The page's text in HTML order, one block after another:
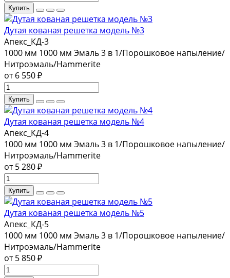
Купить
Дутая кованая решетка модель №3
Апекс_КД-3
1000 мм 1000 мм Эмаль 3 в 1/Порошковое напыление/
Нитроэмаль/Hammerite
от 6 550 ₽
Купить
Дутая кованая решетка модель №4
Апекс_КД-4
1000 мм 1000 мм Эмаль 3 в 1/Порошковое напыление/
Нитроэмаль/Hammerite
от 5 280 ₽
Купить
Дутая кованая решетка модель №5
Апекс_КД-5
1000 мм 1000 мм Эмаль 3 в 1/Порошковое напыление/
Нитроэмаль/Hammerite
от 5 850 ₽